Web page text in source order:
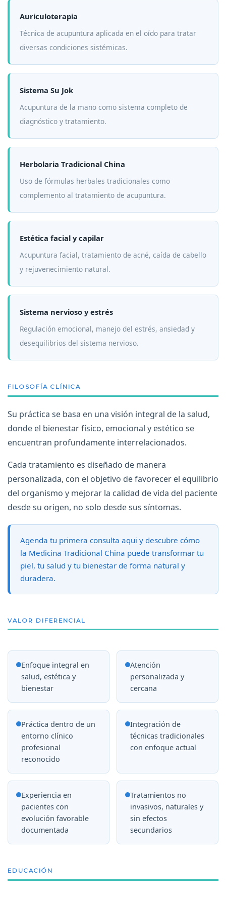
Auriculoterapia
Técnica de acupuntura aplicada en el oído para tratar
diversas condiciones sistémicas.
Sistema Su Jok
Acupuntura de la mano como sistema completo de
diagnóstico y tratamiento.
Herbolaria Tradicional China
Uso de fórmulas herbales tradicionales como
complemento al tratamiento de acupuntura.
Estética facial y capilar
Acupuntura facial, tratamiento de acné, caída de cabello
y rejuvenecimiento natural.
Sistema nervioso y estrés
Regulación emocional, manejo del estrés, ansiedad y
desequilibrios del sistema nervioso.
FILOSOFÍA CLÍNICA
Su práctica se basa en una visión integral de la salud,
donde el bienestar físico, emocional y estético se
encuentran profundamente interrelacionados.
Cada tratamiento es diseñado de manera
personalizada, con el objetivo de favorecer el equilibrio
del organismo y mejorar la calidad de vida del paciente
desde su origen, no solo desde sus síntomas.
Agenda tu primera consulta aqui y descubre cómo
la Medicina Tradicional China puede transformar tu
piel, tu salud y tu bienestar de forma natural y
duradera.
VALOR DIFERENCIAL
Enfoque integral en
salud, estética y
bienestar
Atención
personalizada y
cercana
Práctica dentro de un
entorno clínico
profesional
reconocido
Integración de
técnicas tradicionales
con enfoque actual
Experiencia en
pacientes con
evolución favorable
documentada
Tratamientos no
invasivos, naturales y
sin efectos
secundarios
EDUCACIÓN